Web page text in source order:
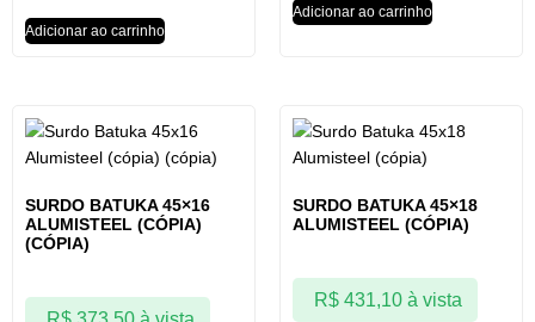
Adicionar ao carrinho
Adicionar ao carrinho
SURDO BATUKA 45×16
ALUMISTEEL (CÓPIA)
(CÓPIA)
SURDO BATUKA 45×18
ALUMISTEEL (CÓPIA)
R$431,10 à vista